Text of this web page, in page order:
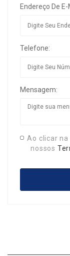
Endereço De E-
Telefone:
Mensagem:
Ao clicar
nossos